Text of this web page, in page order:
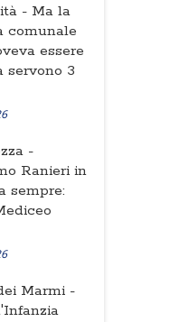
- Ma la
comunale
essere
servono 3
-
Ranieri in
sempre:
Marmi -